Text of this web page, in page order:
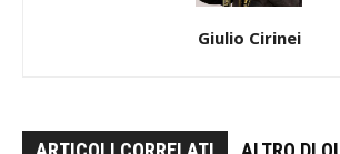
Giulio Cirinei